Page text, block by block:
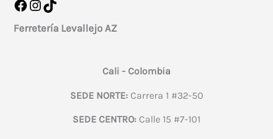
Facebook
Instagram
TikTok
Ferretería Levallejo AZ
Cali - Colombia
SEDE NORTE:Carrera 1 #32-50
SEDE CENTRO: Calle 15 #7-101